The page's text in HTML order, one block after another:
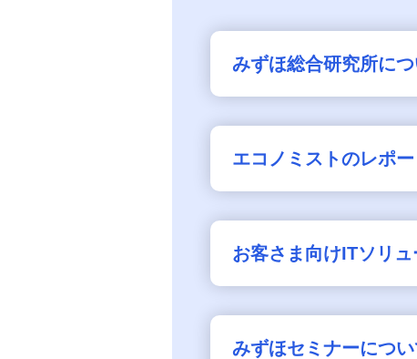
みずほ総合研究所に
エコノミストのレポ
お客さま向けITソリ
みずほセミナーにつ